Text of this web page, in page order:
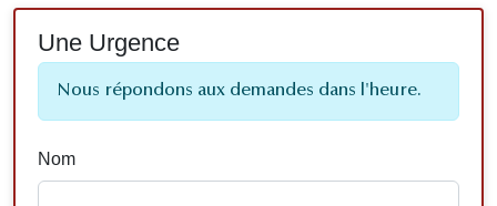
Une Urgence
Nous répondons aux demandes dans l'heure.
Nom